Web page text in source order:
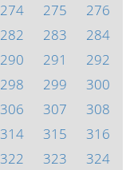
274 275
276
282 283
284
290 291
292
298 299
300
306 307
308
314 315
316
322 323
324